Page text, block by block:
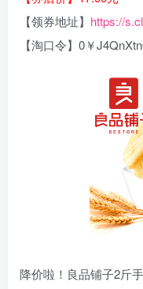
【领券地址】 https://
【淘口令】0￥
降价啦！良品铺子2斤